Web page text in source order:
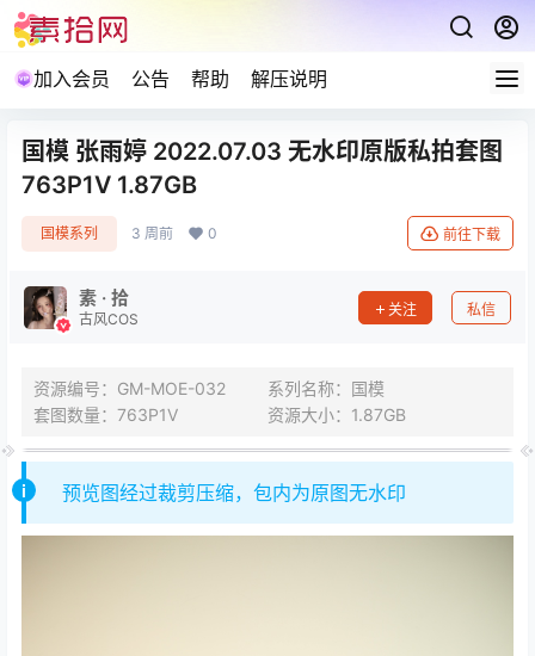
加入会员 公告 帮助 解压说明
国模 张雨婷 2022.07.03 无水印原版私拍套图
763P1V 1.87GB
国模系列 3 周前 0 前往下载
素 · 拾
古风COS
关注 私信
资源编号：GM-MOE-032
系列名称：国模
套图数量：763P1V
资源大小：1.87GB
预览图经过裁剪压缩，包内为原图无水印